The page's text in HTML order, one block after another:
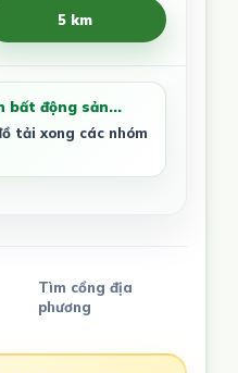
5 km
bất động sản...
tải xong các nhóm
Tìm cổng địa
phương